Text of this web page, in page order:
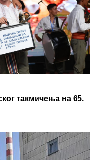
такмичења на 65.